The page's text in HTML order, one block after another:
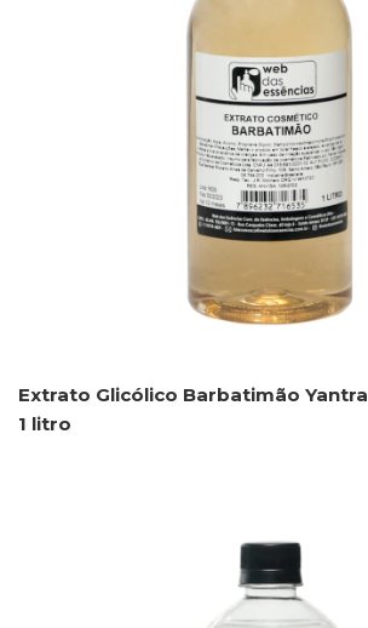
Extrato Glicólico Barbatimão Yantra
1 litro